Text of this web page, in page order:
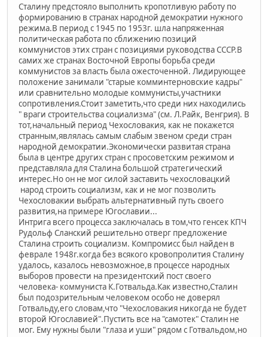
Сталину предстояло выполнить кропотливую работу по
формированию в странах народной демократии нужного
режима.В период с 1945 по 1953г. шла напряженная
политическая работа по сближению позиций
коммунистов этих стран с позициями руководства СССР.В
самих же странах Восточной Европы борьба среди
коммунистов за власть была ожесточенной. Лидирующее
положение занимали "старые комминтерновские кадры"
или сравнительно молодые коммунисты,участники
сопротивления.Стоит заметить,что среди них находились
" враги строительства социализма" (см. Л.Райк, Венгрия). В
тот,начальный период Чехословакия, как не покажется
странным,являлась самым слабым звеном среди стран
народной демократии.Экономически развитая страна
была в центре других стран с просоветским режимом и
представляла для Сталина большой стратегический
интерес.Но он не мог силой заставить чехословацкий
народ строить социализм, как и не мог позволить
Чехословакии выбрать альтернативный путь своего
развития,на примере Югославии...
Интрига всего процесса заключалась в том,что генсек КПЧ
Рудольф Сланский решительно отверг предложение
Сталина строить социализм. Компромисс был найден в
феврале 1948г.когда без всякого кровопролития Сталину
удалось, казалось невозможное,в процессе народных
выборов провести на президентский пост своего
человека- коммуниста К.Готвальда.Как известно,Сталин
был подозрительным человеком особо не доверял
Готвальду,его словам,что "Чехословакия никогда не будет
второй Югославией".Пустить все на "самотек" Сталин не
мог. Ему нужны были "глаза и уши" рядом с Готвальдом,но